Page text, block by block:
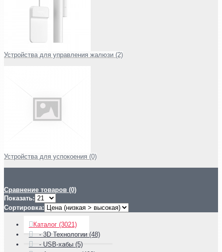
Устройства для управления жалюзи (2)
Устройства для успокоения (0)
Сравнение товаров (0)
Показать:
Сортировка:
Каталог (3021)
- 3D Технологии (48)
- USB-хабы (5)